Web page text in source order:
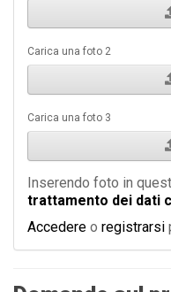
Carica una foto 2
Carica una foto 3
Inserendo foto in
trattamento dei dati
Accedere o registrarsi